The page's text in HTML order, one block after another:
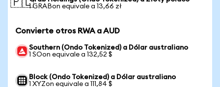
🇵🇱1 GRABon equivale a 13,66 zł
Convierte otros RWA a AUD
Southern (Ondo Tokenized) a Dólar australiano
1 SOon equivale a 132,52 $
Block (Ondo Tokenized) a Dólar australiano
1 XYZon equivale a 111,84 $